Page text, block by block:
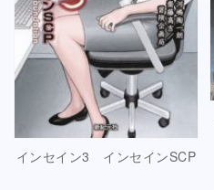
インセイン3 インセインSCP